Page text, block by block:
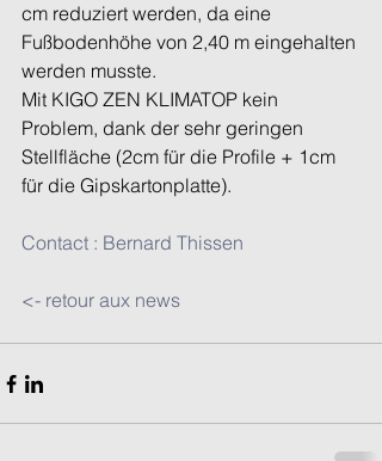
cm reduziert werden, da eine
Fußbodenhöhe von 2,40 m eingehalten
werden musste.
Mit KIGO ZEN KLIMATOP kein
Problem, dank der sehr geringen
Stellfläche (2cm für die Profile + 1cm
für die Gipskartonplatte).
Contact : Bernard Thissen
<- retour aux news